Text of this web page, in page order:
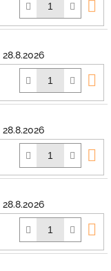
28.8.2026
28.8.2026
28.8.2026